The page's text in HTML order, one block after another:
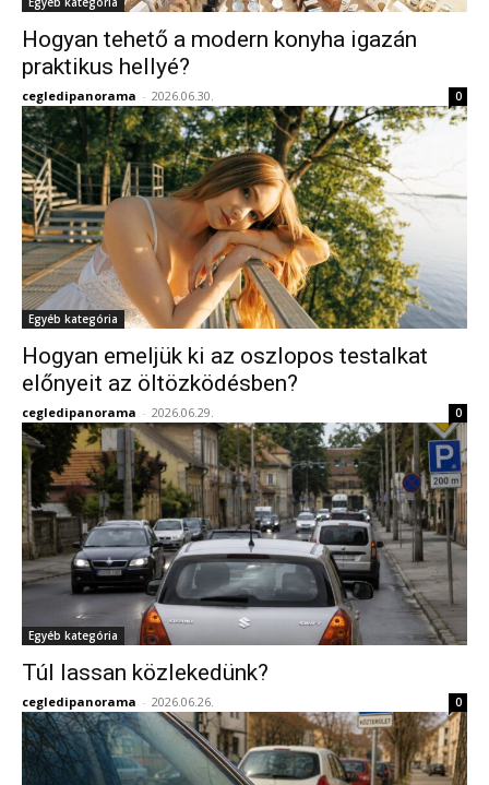
Hogyan tehető a modern konyha igazán
praktikus hellyé?
cegledipanorama - 2026.06.30. 0
Egyéb kategória
Hogyan emeljük ki az oszlopos testalkat
előnyeit az öltözködésben?
cegledipanorama - 2026.06.29. 0
Egyéb kategória
Túl lassan közlekedünk?
cegledipanorama - 2026.06.26. 0